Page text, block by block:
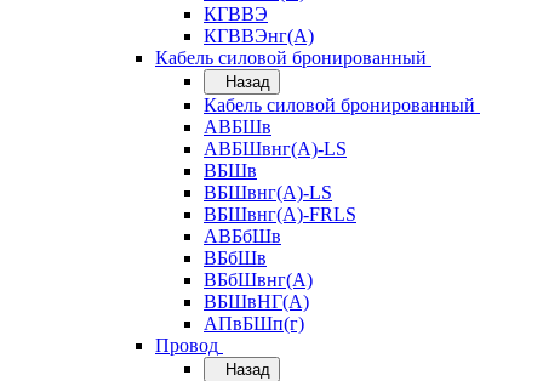
КГВВЭ
КГВВЭнг(А)
Кабель силовой бронированный
Назад
Кабель силовой бронированный
АВБШв
АВБШвнг(А)-LS
ВБШв
ВБШвнг(А)-LS
ВБШвнг(А)-FRLS
АВБбШв
ВБбШв
ВБбШвнг(А)
ВБШвНГ(А)
АПвБШп(г)
Провод
Назад